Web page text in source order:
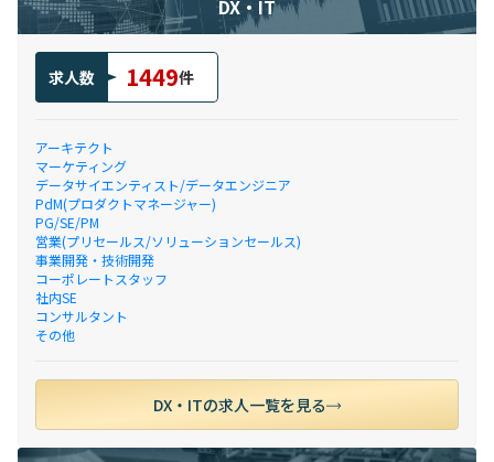
DX・IT
求人数 1449件
アーキテクト
マーケティング
データサイエンティスト/データエンジニア
PdM(プロダクトマネージャー)
PG/SE/PM
営業(プリセールス/ソリューションセールス)
事業開発・技術開発
コーポレートスタッフ
社内SE
コンサルタント
その他
DX・ITの求人一覧を見る